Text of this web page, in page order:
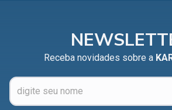
Receba novidades sobre a